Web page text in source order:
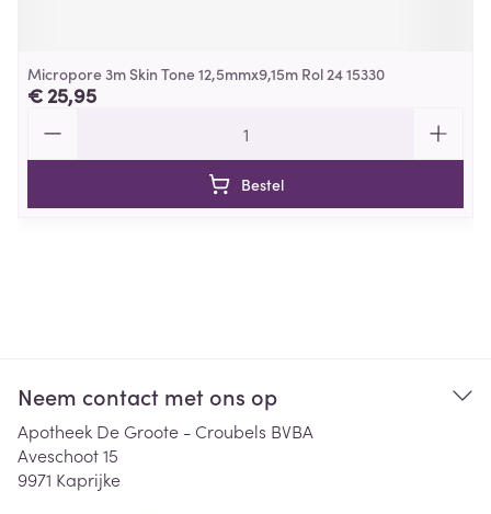
Micropore 3m Skin Tone 12,5mmx9,15m Rol 24 15330
€ 25,95
Bestel
Neem contact met ons op
Apotheek De Groote - Croubels BVBA
Aveschoot 15
9971 Kaprijke